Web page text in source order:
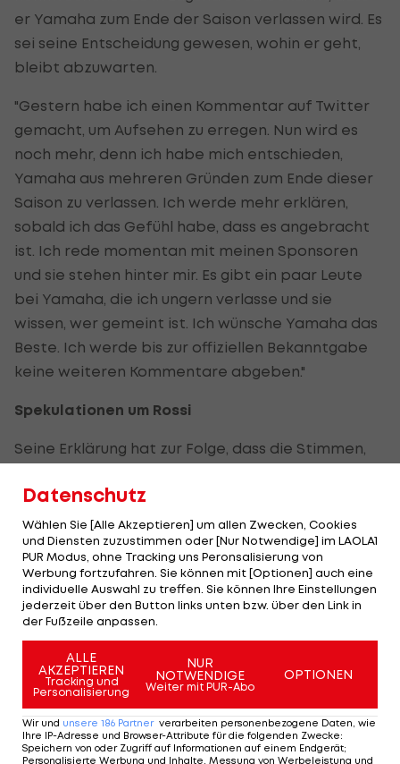
er Yamaha zum Ende der Saison verlassen wird. Es
sei seine Entscheidung gewesen, wohin er geht,
bleibt abzuwarten.
"Gestern habe ich einen Kommentar auf Twitter
gemacht, um Aufsehen zu erregen. Nun wird es
noch mehr, denn ich habe mich entschieden,
Yamaha aus mehreren Gründen zum Ende dieser
Saison zu verlassen. Ich werde mehr erklären,
sobald ich das Gefühl habe, dass es angebracht
ist. Ich rede momentan mit meinen Sponsoren
und sie stehen hinter mir. Es gibt ein paar Leute
bei Yamaha, die ich ungern verlasse und sie
wissen, wer gemeint ist. Ich wünsche Yamaha das
Beste. Ich werde bis zur offiziellen Bekanntgabe
keine weiteren Kommentare abgeben."
Spekulationen um Rossi
Seine Erklärung hat zur Folge, dass die Stimmen,
sehen, lauter werden und sowohl Italien, als auch
Japan noch schärfer beobachtet werden als
bislang.
Doch neben Rossi richten sich die Blicke auch auf
Jorge Lorenzound seiner Reaktion auf die
mögliche Rückkehr des Rekordweltmeisters.
"Ich habe die Gerüchte gehört. Für Yamaha
könnte es gut sein, wenn Valentino zurück kommt,
wir waren in der Vergangenheit ein gutes Duo,
aber es ist noch nichts entschieden. Ich mag es,
Datenschutz
Wählen Sie [Alle Akzeptieren] um allen Zwecken, Cookies
und Diensten zuzustimmen oder [Nur Notwendige] im LAOLA1
PUR Modus, ohne Tracking uns Peronsalisierung von
Werbung fortzufahren. Sie können mit [Optionen] auch eine
individuelle Auswahl zu treffen. Sie können Ihre Einstellungen
jederzeit über den Button links unten bzw. über den Link in
der Fußzeile anpassen.
ALLE
AKZEPTIEREN
Tracking und
Personalisierung
NUR
NOTWENDIGE
Weiter mit PUR-Abo
OPTIONEN
Wir und unsere 186 Partner verarbeiten personenbezogene Daten, wie
Ihre IP-Adresse und Browser-Attribute für die folgenden Zwecke:
Speichern von oder Zugriff auf Informationen auf einem Endgerät;
Personalisierte Werbung und Inhalte, Messung von Werbeleistung und